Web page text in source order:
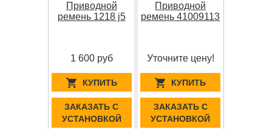
Приводной
ремень 1218 j5
1 600 руб
КУПИТЬ
ЗАКАЗАТЬ С
УСТАНОВКОЙ
Приводной
ремень 41009113
Уточните цену!
КУПИТЬ
ЗАКАЗАТЬ С
УСТАНОВКОЙ